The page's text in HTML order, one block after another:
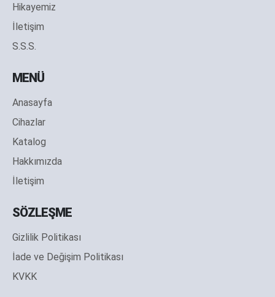
Hikayemiz
İletişim
S.S.S.
MENÜ
Anasayfa
Cihazlar
Katalog
Hakkımızda
İletişim
SÖZLEŞME
Gizlilik Politikası
İade ve Değişim Politikası
KVKK